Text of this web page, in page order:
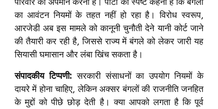
का आवंटन नियमों के तहत नहीं हो रहा है। विरोध स्वरूप,
आरजेडी अब इस मामले को कानूनी चुनौती देने यानी कोर्ट जाने
की तैयारी कर रही है, जिससे राज्य में बंगले को लेकर जारी यह
सियासी घमासान और लंबा खिंच सकता है।
संपादकीय टिप्पणी: सरकारी संसाधनों का उपयोग नियमों के
दायरे में होना चाहिए, लेकिन अक्सर बंगलों की राजनीति जनहित
के मुद्दों को पीछे छोड़ देती है। क्या आपको लगता है कि पूर्व